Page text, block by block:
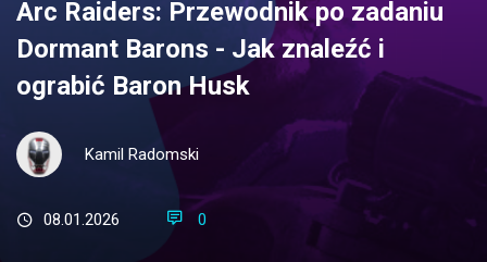
Arc Raiders: Przewodnik po zadaniu
Dormant Barons - Jak znaleźć i
ograbić Baron Husk
Kamil Radomski
08.01.2026 0